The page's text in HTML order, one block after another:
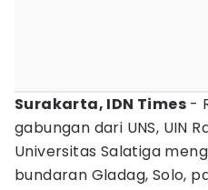
Surakarta, IDN Times -
gabungan dari UNS, UIN
Universitas Salatiga
bundaran Gladag, Solo,